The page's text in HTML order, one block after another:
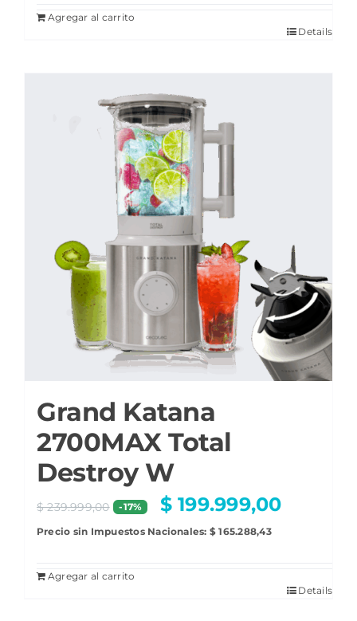
Agregar al carrito
Details
Grand Katana
2700MAX Total
Destroy W
$239.999,00 -17% $199.999,00
Precio sin Impuestos Nacionales: $ 165.288,43
Agregar al carrito
Details